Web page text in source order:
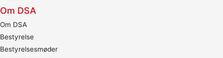
Om DSA
Om DSA
Bestyrelse
Bestyrelsesmøder